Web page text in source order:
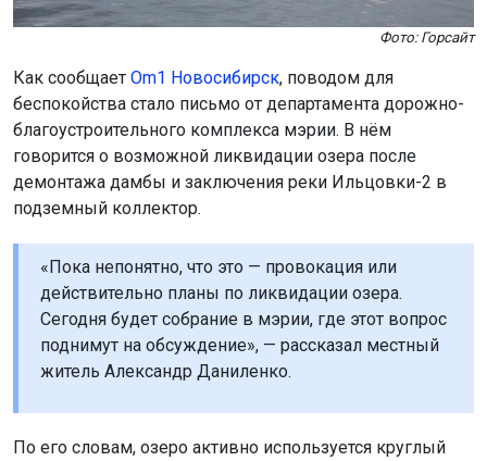
Фото: Горсайт
Как сообщает Om1 Новосибирск, поводом для
беспокойства стало письмо от департамента дорожно-
благоустроительного комплекса мэрии. В нём
говорится о возможной ликвидации озера после
демонтажа дамбы и заключения реки Ильцовки-2 в
подземный коллектор.
«Пока непонятно, что это — провокация или
действительно планы по ликвидации озера.
Сегодня будет собрание в мэрии, где этот вопрос
поднимут на обсуждение», — рассказал местный
житель Александр Даниленко.
По его словам, озеро активно используется круглый